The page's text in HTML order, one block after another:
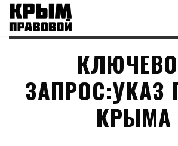
ЗАПРОС:УКАЗ
КРЫМА